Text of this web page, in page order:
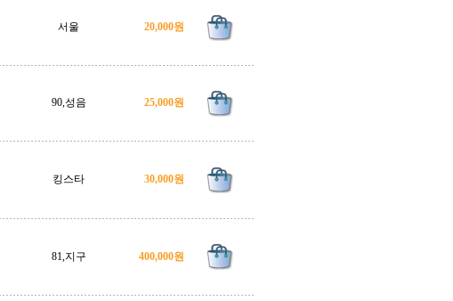
서울 20,000원
90,성음 25,000원
킹스타 30,000원
81,지구 400,000원